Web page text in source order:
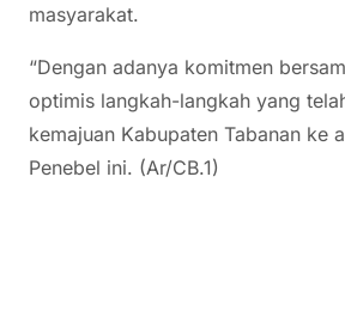
masyarakat.
“Dengan adanya komitmen
optimis langkah-langkah yang
kemajuan Kabupaten Tabanan ke
Penebel ini. (Ar/CB.1)